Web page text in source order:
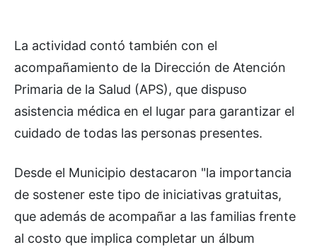
La actividad contó también con el
acompañamiento de la Dirección de Atención
Primaria de la Salud (APS), que dispuso
asistencia médica en el lugar para garantizar el
cuidado de todas las personas presentes.
Desde el Municipio destacaron "la importancia
de sostener este tipo de iniciativas gratuitas,
que además de acompañar a las familias frente
al costo que implica completar un álbum